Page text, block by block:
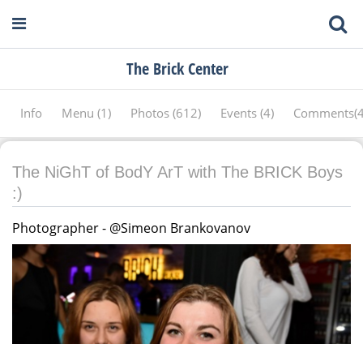
The Brick Center
Info Menu (1) Photos (612) Events (4)
The NiGhT of BodY ArT with The BRICK Boys
:)
Photographer - @Simeon Brankovanov